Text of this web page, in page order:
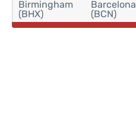
Birmingham
(BHX)
Barcelona
(BCN)